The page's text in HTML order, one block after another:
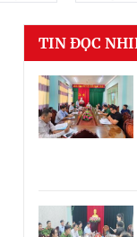
TIN ĐỌC